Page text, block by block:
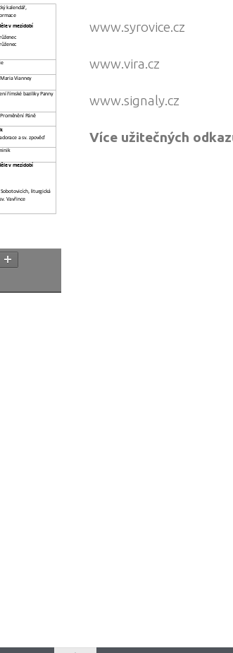
www.syrovice.cz
www.vira.cz
www.signaly.cz
Více užitečných